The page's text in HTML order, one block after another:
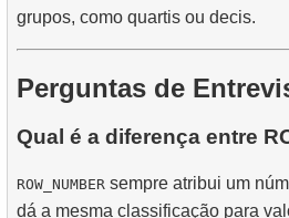
grupos, como quartis ou decis.
Perguntas de
Qual é a diferença entre
ROW_NUMBER sempre atribui um
dá a mesma classificação para